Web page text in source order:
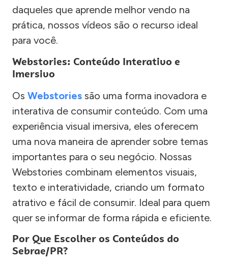
daqueles que aprende melhor vendo na
prática, nossos vídeos são o recurso ideal
para você.
Webstories: Conteúdo Interativo e
Imersivo
Os Webstories são uma forma inovadora e
interativa de consumir conteúdo. Com uma
experiência visual imersiva, eles oferecem
uma nova maneira de aprender sobre temas
importantes para o seu negócio. Nossas
Webstories combinam elementos visuais,
texto e interatividade, criando um formato
atrativo e fácil de consumir. Ideal para quem
quer se informar de forma rápida e eficiente.
Por Que Escolher os Conteúdos do
Sebrae/PR?